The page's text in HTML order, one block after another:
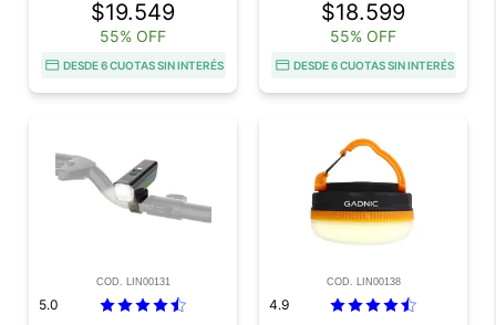
$19.549
55% OFF
DESDE 6 CUOTAS SIN INTERÉS
$18.599
55% OFF
DESDE 6 CUOTAS SIN INTERÉS
COD. LIN00131
5.0
COD. LIN00138
4.9